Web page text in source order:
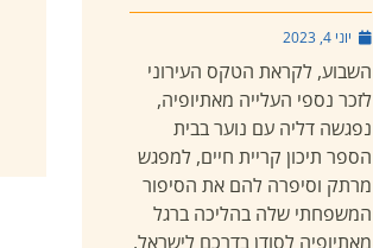
יוני 4, 2023
השבוע, לקראת הטקס העירוני
לזכר נספי העלייה מאתיופיה,
נפגשה דליה עם נוער בבית
הספר תיכון קריית חיים, למפגש
מרתק וסיפרה להם את הסיפור
המשפחתי שלה בהליכה ברגל
מאתיופיה לסודן בדרכם לישראל.